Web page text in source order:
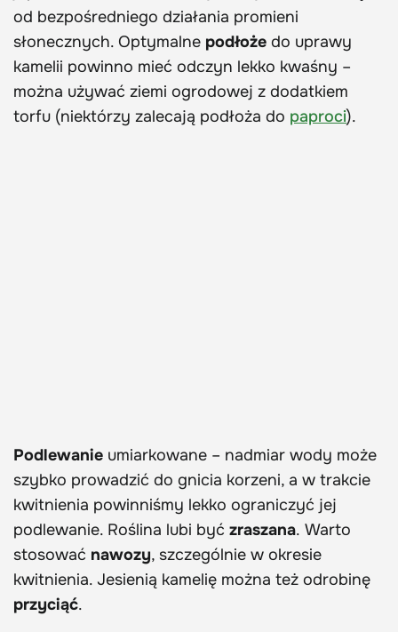
od bezpośredniego działania promieni
słonecznych. Optymalne podłoże do uprawy
kamelii powinno mieć odczyn lekko kwaśny –
można używać ziemi ogrodowej z dodatkiem
torfu (niektórzy zalecają podłoża do paproci).
Podlewanie umiarkowane – nadmiar wody może
szybko prowadzić do gnicia korzeni, a w trakcie
kwitnienia powinniśmy lekko ograniczyć jej
podlewanie. Roślina lubi być zraszana. Warto
stosować nawozy, szczególnie w okresie
kwitnienia. Jesienią kamelię można też odrobinę
przyciąć.